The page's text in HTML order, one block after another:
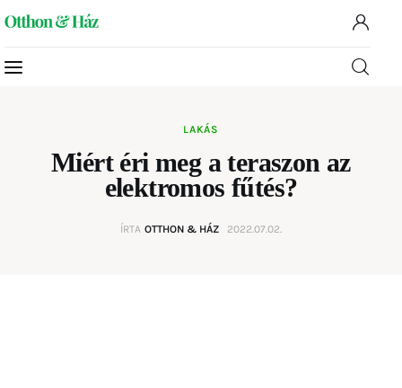
Rovatok
Kapcsolat
LAKÁS
Miért éri meg a teraszon az
elektromos fűtés?
ÍRTA OTTHON & HÁZ 2022.07.02.